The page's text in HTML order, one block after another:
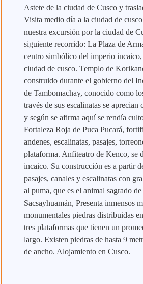
Astete de la ciudad de Cusco y
Visita medio día a la ciudad de
nuestra excursión por la ciudad de
siguiente recorrido: La Plaza de
centro simbólico del imperio
ciudad de cusco. Templo de
construido durante el gobierno del
de Tambomachay, conocido como
través de sus escalinatas se aprecian
y según se afirma aquí se rendía
Fortaleza Roja de Puca Pucará,
andenes, escalinatas, pasajes,
plataforma. Anfiteatro de Kenco, se
incaico. Su construcción es a partir
pasajes, canales y escalinatas con
al puma, que es el animal sagrado
Sacsayhuamán, Presenta inmensos
monumentales piedras distribuidas
tres plataformas que tienen un
largo. Existen piedras de hasta 9
de ancho. Alojamiento en Cusco.